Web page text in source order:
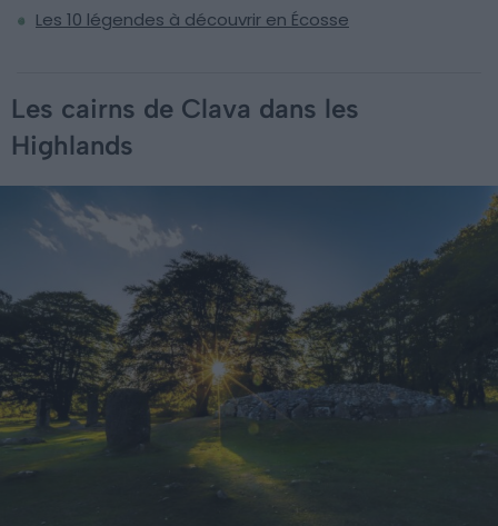
Les 10 légendes à découvrir en Écosse
Les cairns de Clava dans les
Highlands